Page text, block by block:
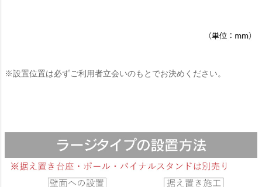
※設置位置は必ずご利用者立会いのもとでお決めください。